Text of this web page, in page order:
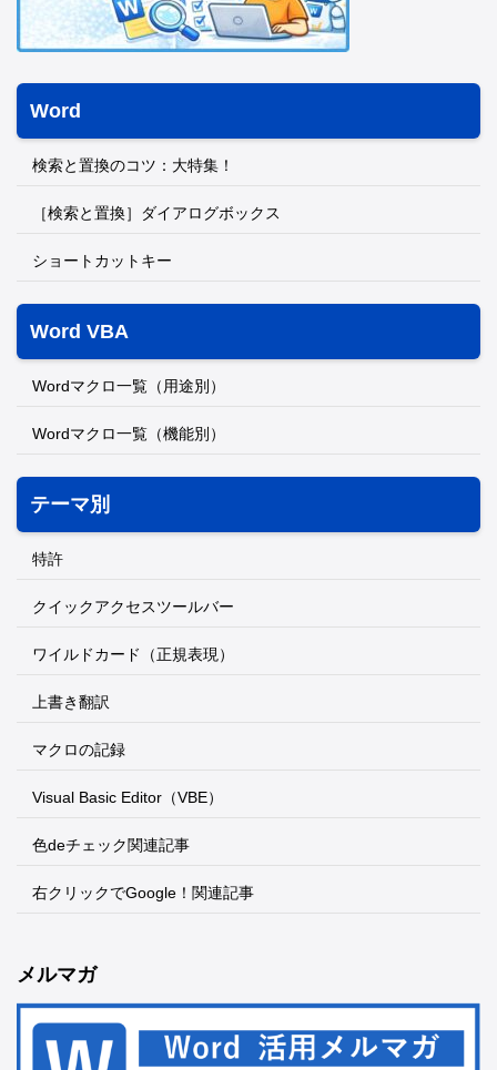
Word
検索と置換のコツ：大特集！
［検索と置換］ダイアログボックス
ショートカットキー
Word VBA
Wordマクロ一覧（用途別）
Wordマクロ一覧（機能別）
テーマ別
特許
クイックアクセスツールバー
ワイルドカード（正規表現）
上書き翻訳
マクロの記録
Visual Basic Editor（VBE）
色deチェック関連記事
右クリックでGoogle！関連記事
メルマガ